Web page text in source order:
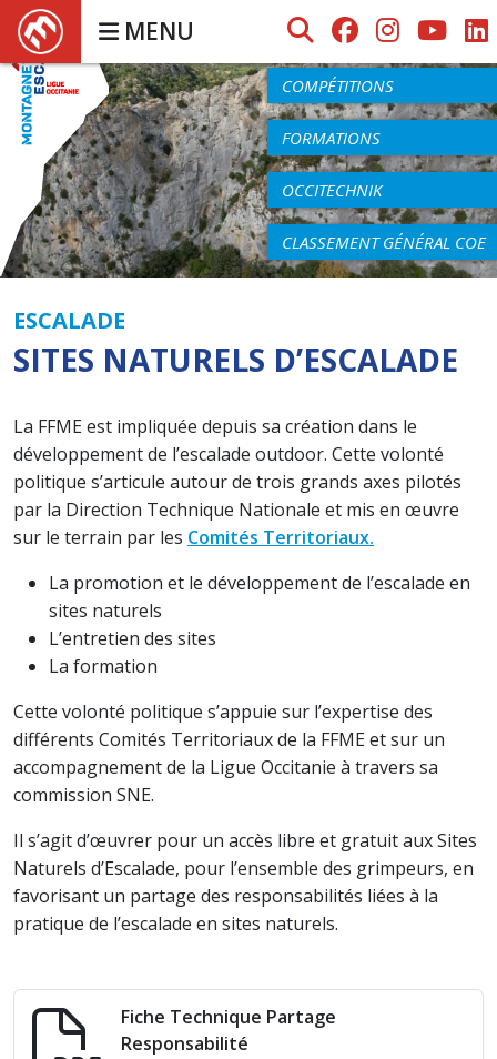
MENU AGENDA
COMPÉTITIONS
FORMATIONS
OCCITECHNIK
CLASSEMENT GÉNÉRAL COE
ESCALADE
SITES NATURELS D’ESCALADE
La FFME est impliquée depuis sa création dans le
développement de l’escalade outdoor. Cette volonté
politique s’articule autour de trois grands axes pilotés
par la Direction Technique Nationale et mis en œuvre
sur le terrain par les Comités Territoriaux.
La promotion et le développement de l’escalade en
sites naturels
L’entretien des sites
La formation
Cette volonté politique s’appuie sur l’expertise des
différents Comités Territoriaux de la FFME et sur un
accompagnement de la Ligue Occitanie à travers sa
commission SNE.
Il s’agit d’œuvrer pour un accès libre et gratuit aux Sites
Naturels d’Escalade, pour l’ensemble des grimpeurs, en
favorisant un partage des responsabilités liées à la
pratique de l’escalade en sites naturels.
Fiche Technique Partage
Responsabilité